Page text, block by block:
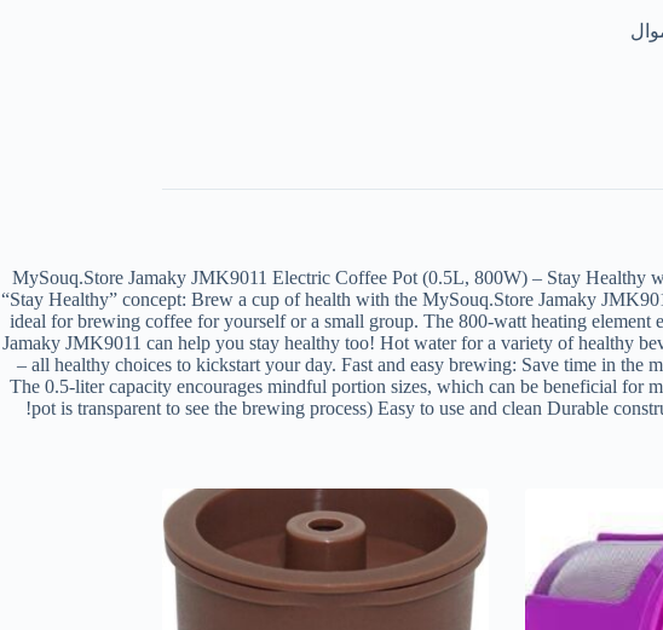
MySouq.Store Jamaky JMK9011 Electric Coffee Pot (0.5L, 800W) – Stay Healthy
“Stay Healthy” concept: Brew a cup of health with the MySouq.Store Jamaky
ideal for brewing coffee for yourself or a small group. The 800-watt heating
Jamaky JMK9011 can help you stay healthy too! Hot water for a variety of healthy
– all healthy choices to kickstart your day. Fast and easy brewing: Save time in
The 0.5-liter capacity encourages mindful portion sizes, which can be beneficial for
pot is transparent to see the brewing process) Easy to use and clean Durable